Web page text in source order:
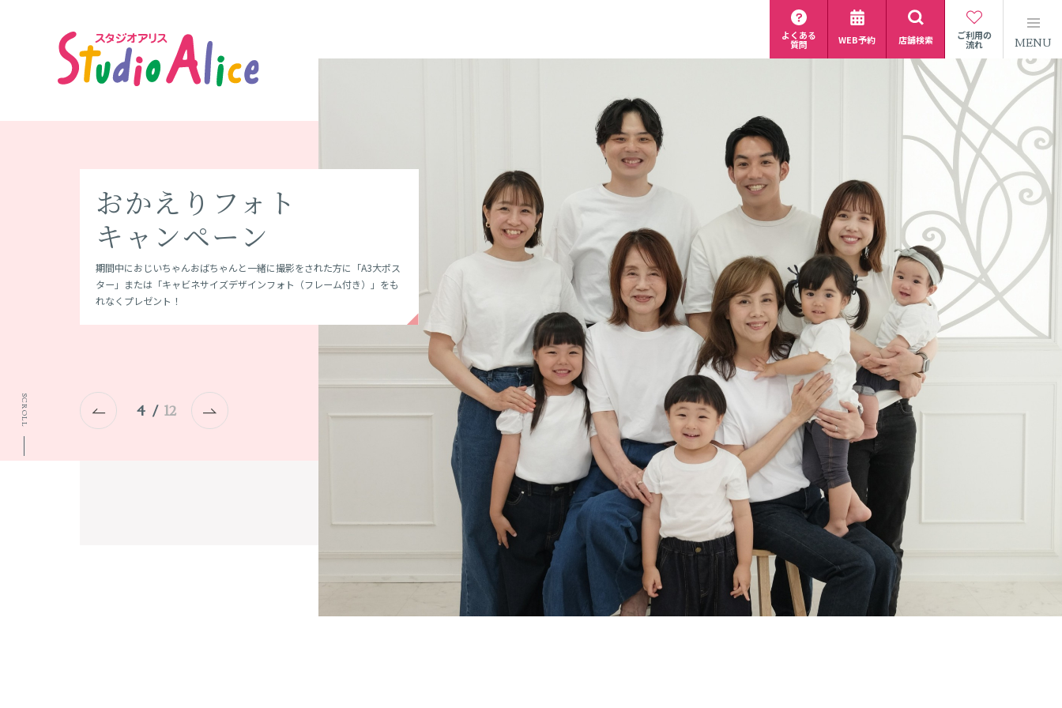
よくある
質問 WEB予約 店舗検索 ご利用の
流れ MENU
9月30日(水)まで！
七五三撮影料が半額！
七五三撮影料半額をはじめ超おトクな10大特典をご用意！その他にもみ
んなが知りたいことをすべて詰め込んだ目白押しの情報を一挙公開！
平日レンタル0円！
おでかけ用着物レンタ
ル
"記念撮影"と"おでかけで用"で着物を2度楽しもう♪9月30日(水)までに
キミのだいすきと
七五三 宝ものPHOTO
お子さまの「いちばんの宝もの」をご持参＆撮影し20,000円以上ご購入
の方に限定デザインフォトアイテムをプレゼント。
おかえりフォト
キャンペーン
期間中におじいちゃんおばちゃんと一緒に撮影をされた方に「A3大ポス
ター」または「キャビネサイズデザインフォト（フレーム付き）」をも
れなくプレゼント！
8月31日(月)まで！
すみっコぐらし撮影
すみっコぐらし撮影(ご購入)された方、または関連商品をご購入された
方に「すみっコプリント」をもれなく1点プレゼント！
毎月1日～7日は
百日赤ちゃんの日
＼笑顔の写真、絶対撮ります宣言！／もしも笑顔の写真が１枚もなけれ
ば０円！
みんなの
First Birthday
はじめての誕生日は超スペシャル！ご持参いただきいたお誕生日プレゼ
ントと一緒に撮影(ご購入)された方にもれなくスペシャルなプレゼン
ト！
1次エントリーは
8月16日(日)まで！
3歳～11歳までのお子さまとそのご家族を対象にしたモデルオーディシ
ョンを開催。さらに、スタジオアリス専属モデルで活躍できるチャンス
も！？
初コラボ！スタジオア
リスでKOGYARU体験
SNS総フォロワー180万人超！現役小学生ギャルMEDIA「KOGYARU」と
の初コラボ！専用背景や商品をお楽しみいただけるコラボパックが登
場！
スタジオアリスの
成人式革命 ふりホ
前撮りから成人式当日の「振袖レンタル」もついたプラン！高品質・約
1500種類の振袖からどの振袖を選んでも安心の99,800円（税別）
Studio Moaly
”もし、絵本の世界に入れたら”そんな憧れを叶えるフォトスタジオ。プ
ライベート型スタジオStudio Moaly(モアリー)
ALICE IN WONDER
WALL
日本初の「3D ホログラムが楽しめる、新感覚の没入型セルフスタジ
オ」。没入感のあるデジタルアート空間で自撮り動画や写真を貸切で体
験できます！
5 / 12
SCROLL